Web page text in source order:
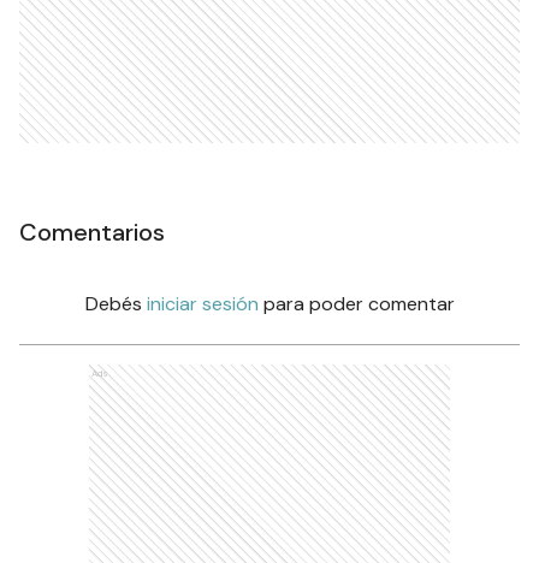
Comentarios
Debés iniciar sesión para poder comentar
Ads